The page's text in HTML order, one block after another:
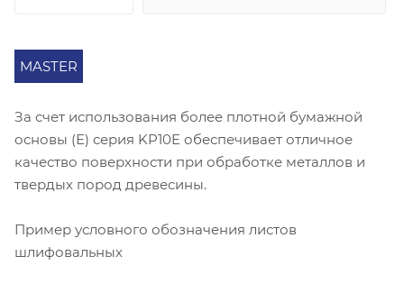
MASTER
За счет использования более плотной бумажной
основы (Е) серия KP10E обеспечивает отличное
качество поверхности при обработке металлов и
твердых пород древесины.
Пример условного обозначения листов
шлифовальных